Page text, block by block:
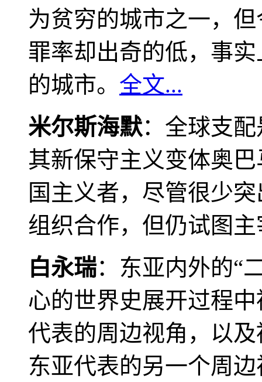
为贫穷的城市之一，
罪率却出奇的低，事
的城市。 全文...
米尔斯海默：全球支
其新保守主义变体奥
国主义者，尽管很少
组织合作，但仍试图
白永瑞：东亚内外的“
心的世界史展开过程
代表的周边视角，以
东亚代表的另一个周